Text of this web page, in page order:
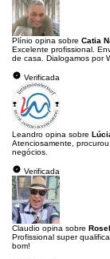
Plínio opina sobre Catia
Excelente profissional.
de casa. Dialogamos por
Verificada
Leandro opina sobre
Atenciosamente,
negócios.
Verificada
Claudio opina sobre
Profissional super
bom!